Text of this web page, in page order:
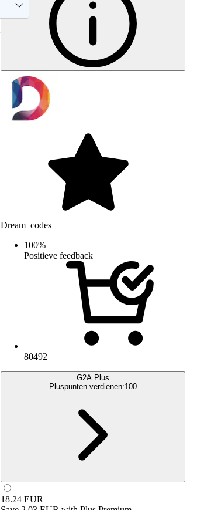
Dream_codes
100%
Positieve feedback
80492
G2A Plus
Pluspunten verdienen:100
18.24 EUR